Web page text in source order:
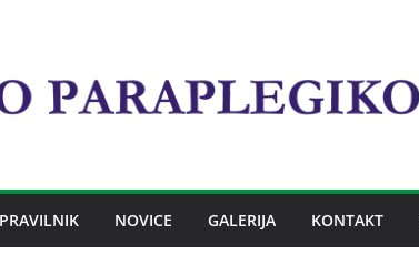
PRAVILNIK NOVICE GALERIJA KONTAKT